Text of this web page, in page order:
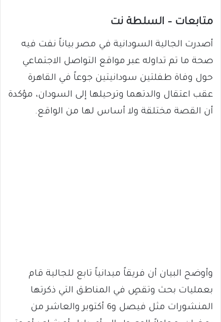
متابعات – السلطة نت
أصدرت الجالية السودانية في مصر بياناً نفت فيه
صحة ما تم تداوله عبر مواقع التواصل الاجتماعي
حول وفاة طفلتين سودانيتين جوعاً في القاهرة
عقب اعتقال والدتهما وترحيلها إلى السودان، مؤكدة
أن القصة مختلقة ولا أساس لها من الواقع.
وأوضح البيان أن فريقاً ميدانياً تابع للجالية قام
بعمليات بحث وتقصٍ في المناطق التي ذكرتها
المنشورات مثل فيصل و6 أكتوبر والعاشر من